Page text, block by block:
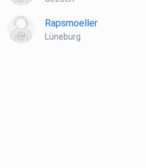
Rapsmoeller
Lüneburg